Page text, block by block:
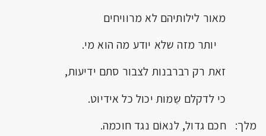
מאור לילותיהם לא מרוויחים
יותר מזה שלא יודע מה הוא מי.
זאת רק רברבנות לצבור סתם ידיעות,
כי לדקלם שֵמות יכול כל אידיוט.
מלך: חכם גדול, לנאוֹם נגד חוכמה.